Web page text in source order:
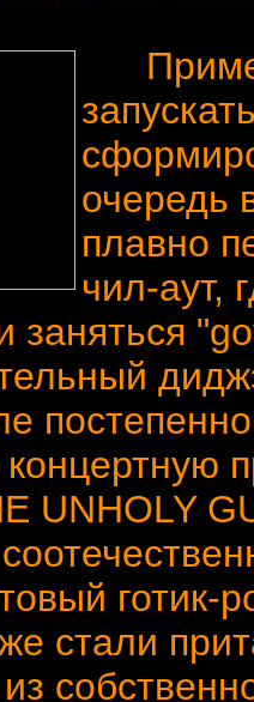
очередь
плавно
чил-аут,
заняться
концертную
UNHOLY
готик-
стали